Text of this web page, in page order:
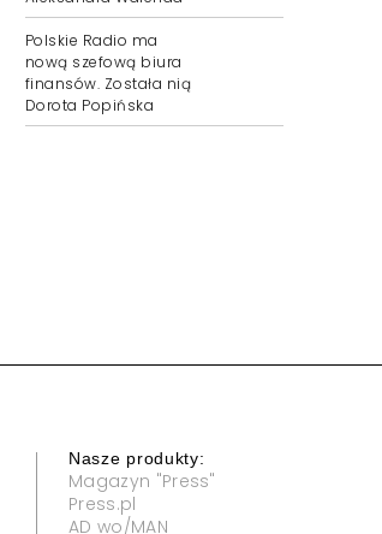
Polskie Radio ma
nową szefową biura
finansów. Została nią
Dorota Popińska